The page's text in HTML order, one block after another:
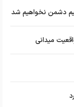
دشمن نخواهیم شد
میدانی